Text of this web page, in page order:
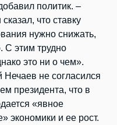
политик. –
что ставку
нужно снижать,
С этим трудно
это ни о чем».
не согласился
президента, что в
«явное
экономики и ее рост.